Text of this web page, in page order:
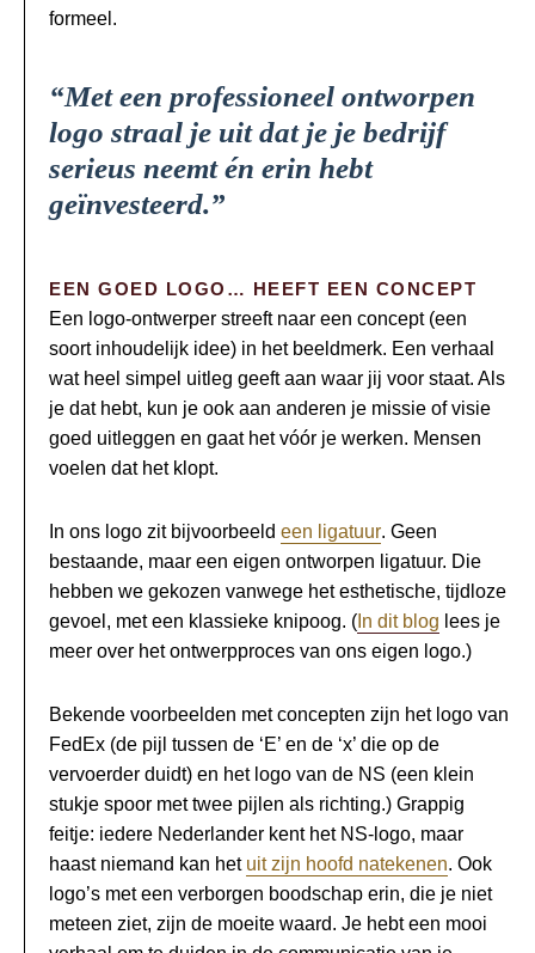
formeel.
“Met een professioneel ontworpen
logo straal je uit dat je je bedrijf
serieus neemt én erin hebt
geïnvesteerd.”
EEN GOED LOGO… HEEFT EEN CONCEPT
Een logo-ontwerper streeft naar een concept (een
soort inhoudelijk idee) in het beeldmerk. Een verhaal
wat heel simpel uitleg geeft aan waar jij voor staat. Als
je dat hebt, kun je ook aan anderen je missie of visie
goed uitleggen en gaat het vóór je werken. Mensen
voelen dat het klopt.
In ons logo zit bijvoorbeeld een ligatuur. Geen
bestaande, maar een eigen ontworpen ligatuur. Die
hebben we gekozen vanwege het esthetische, tijdloze
gevoel, met een klassieke knipoog. ( In dit blog lees je
meer over het ontwerpproces van ons eigen logo.)
Bekende voorbeelden met concepten zijn het logo van
FedEx (de pijl tussen de ‘E’ en de ‘x’ die op de
vervoerder duidt) en het logo van de NS (een klein
stukje spoor met twee pijlen als richting.) Grappig
feitje: iedere Nederlander kent het NS-logo, maar
haast niemand kan het uit zijn hoofd natekenen. Ook
logo’s met een verborgen boodschap erin, die je niet
meteen ziet, zijn de moeite waard. Je hebt een mooi